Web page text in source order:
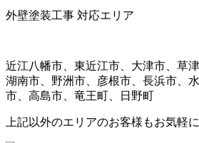
外壁塗装工事 対応エリア
近江八幡市、東近江市、大津市、草
湖南市、野洲市、彦根市、長浜市、
市、高島市、竜王町、日野町
上記以外のエリアのお客様もお気軽